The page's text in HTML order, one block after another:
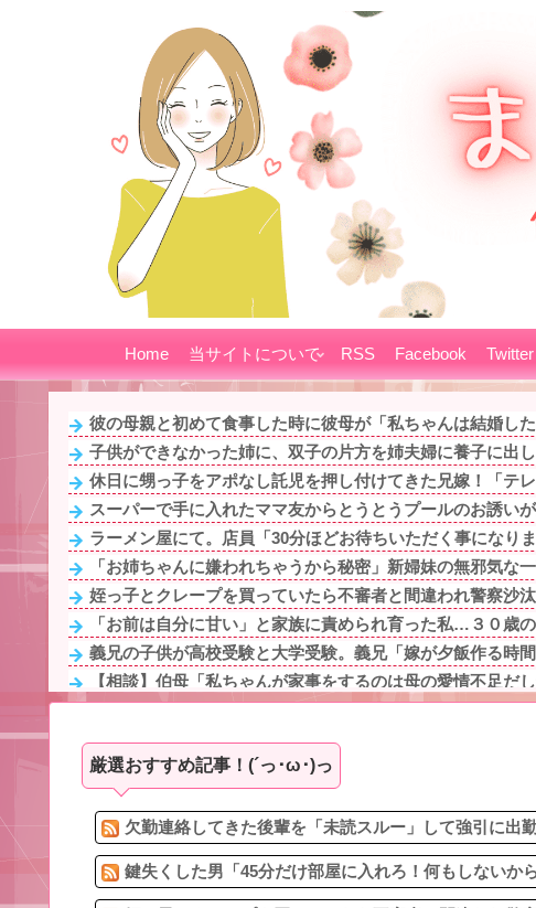
Home 当サイトについて RSS Facebook Twitter
彼の母親と初めて食事した時に彼母が「私ちゃんは結婚し
子供ができなかった姉に、双子の片方を姉夫婦に養子に出
休日に甥っ子をアポなし託児を押し付けてきた兄嫁！「テ
スーパーで手に入れたママ友からとうとうプールのお誘い
ラーメン屋にて。店員「30分ほどお待ちいただく事になり
「お姉ちゃんに嫌われちゃうから秘密」新婦妹の無邪気な
姪っ子とクレープを買っていたら不審者と間違われ警察沙
「お前は自分に甘い」と家族に責められ育った私…３０歳
義兄の子供が高校受験と大学受験。義兄「嫁が夕飯作る時
【相談】伯母「私ちゃんが家事をするのは母の愛情不足だ
彼氏がまだ26なのに白髪が多いことを兄嫁が指摘してくる
私が保育士だった時に担当していたAちゃん。ある日登園し
【悩み】帰宅が遅い夫『俺の分の夕食は帰宅に合わせて作
パティシエの専門学校に通っていた嫁はお菓子が店の味。
厳選おすすめ記事！(´っ･ω･)っ
欠勤連絡してきた後輩を「未読スルー」して強引に出
鍵失くした男「45分だけ部屋に入れろ！何もしない